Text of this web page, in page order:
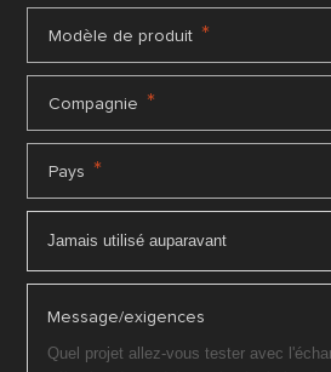
Modèle de produit *
Compagnie *
Pays *
Message/exigences